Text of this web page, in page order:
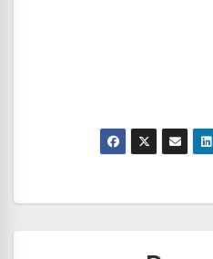
Navegación